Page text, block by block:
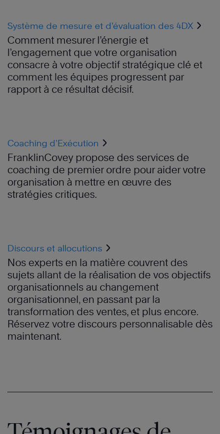
Système de mesure et d’évaluation des 4DX
Comment mesurer l’énergie et
l’engagement que votre organisation
consacre à votre objectif stratégique clé et
comment les équipes progressent par
rapport à ce résultat décisif.
Coaching d’Exécution
FranklinCovey propose des services de
coaching de premier ordre pour aider votre
organisation à mettre en œuvre des
stratégies critiques.
Discours et allocutions
Nos experts en la matière couvrent des
sujets allant de la réalisation de vos objectifs
organisationnels au changement
organisationnel, en passant par la
transformation des ventes, et plus encore.
Réservez votre discours personnalisable dès
maintenant.